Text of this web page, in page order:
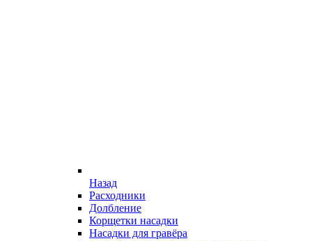
Назад
Расходники
Долбление
Корщетки насадки
Насадки для гравёра